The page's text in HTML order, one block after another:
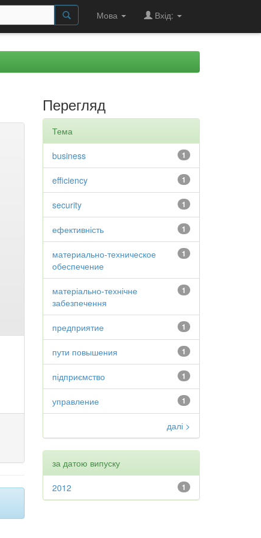
Мова Вхід:
Перегляд
Тема
1
business
1
efficiency
1
security
1
ефективність
1
материально-техническое
обеспечение
1
матеріально-технічне
забезпечення
1
предприятие
1
пути повышения
1
підприємство
1
управление
далі >
за датою випуску
1
2012